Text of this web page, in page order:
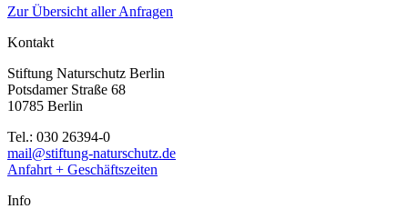
Zur Übersicht aller Anfragen
Kontakt
Stiftung Naturschutz Berlin
Potsdamer Straße 68
10785 Berlin
Tel.: 030 26394-0
mail@stiftung-naturschutz.de
Anfahrt + Geschäftszeiten
Info